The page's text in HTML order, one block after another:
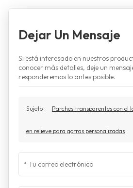
Dejar Un Mensaje
Si está interesado en nuestros
conocer más detalles, deje un
responderemos lo antes posible.
Sujeto : Parches transparentes con el
en relieve para gorras personalizadas